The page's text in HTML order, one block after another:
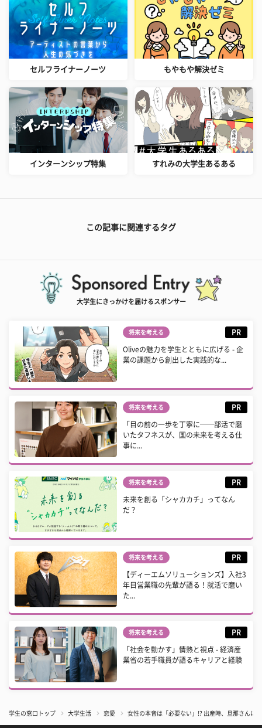
セルフライナーノーツ もやもや解決ゼミ
インターンシップ特集 すれみの大学生あるある
この記事に関連するタグ
大学生にきっかけを届けるスポンサー
将来を考える PR
Oliveの魅力を学生とともに広げる - 企
業の課題から創出した実践的な...
将来を考える PR
「目の前の一歩を丁寧に──部活で磨
いたタフネスが、国の未来を考える仕
事に...
将来を考える PR
未来を創る「シャカカチ」ってなん
だ？
将来を考える PR
【ディーエムソリューションズ】入社3
年目営業職の先輩が語る！就活で磨い
た...
将来を考える PR
「社会を動かす」情熱と視点 - 経済産
業省の若手職員が語るキャリアと経験
学生の窓口トップ 大学生活 恋愛 女性の本音は「必要ない」!? 出産時、旦那さんに